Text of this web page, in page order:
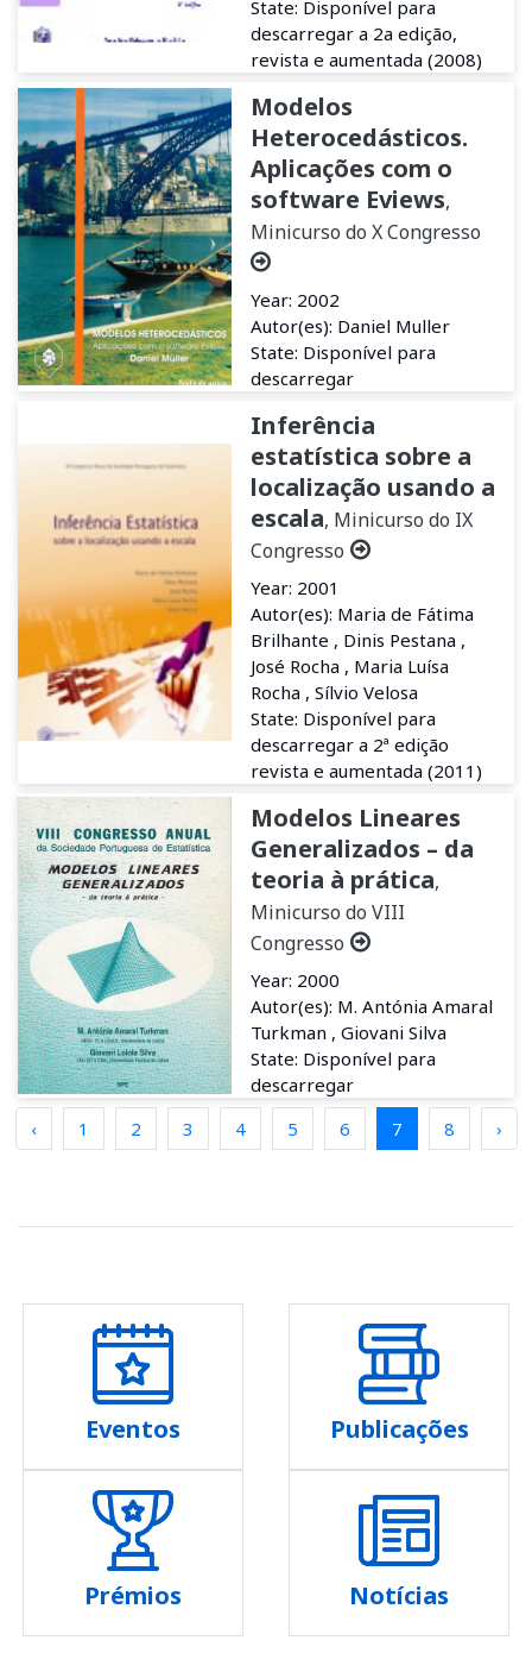
State: Disponível para
descarregar a 2a edição,
revista e aumentada (2008)
Modelos
Heterocedásticos.
Aplicações com o
software Eviews,
Minicurso do X Congresso
Year: 2002
Autor(es): Daniel Muller
State: Disponível para
descarregar
Inferência
estatística sobre a
localização usando a
escala, Minicurso do IX
Congresso
Year: 2001
Autor(es): Maria de Fátima
Brilhante , Dinis Pestana ,
José Rocha , Maria Luísa
Rocha , Sílvio Velosa
State: Disponível para
descarregar a 2ª edição
revista e aumentada (2011)
Modelos Lineares
Generalizados – da
teoria à prática,
Minicurso do VIII
Congresso
Year: 2000
Autor(es): M. Antónia Amaral
Turkman , Giovani Silva
State: Disponível para
descarregar
‹
1 2 3 4 5 6 7 8 ›
Eventos Publicações
Prémios Notícias